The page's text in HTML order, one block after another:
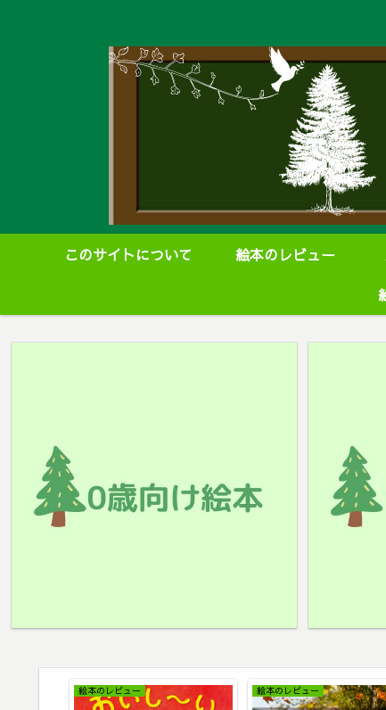
このサイトについて 絵本のレビュー
絵本のレビュー 絵本のレビュー